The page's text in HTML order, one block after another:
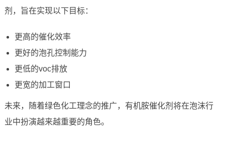
剂，旨在实现以下目标：
更高的催化效率
更好的泡孔控制能力
更低的voc排放
更宽的加工窗口
未来，随着绿色化工理念的推广，有机胺催化剂将在泡沫行
业中扮演越来越重要的角色。